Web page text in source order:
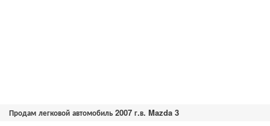
Продам легковой автомобиль 2007 г.в. Mazda 3